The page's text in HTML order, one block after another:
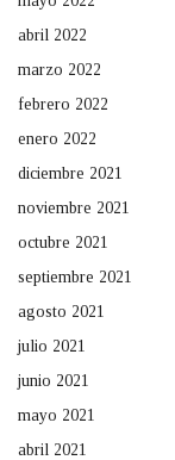
abril 2022
marzo 2022
febrero 2022
enero 2022
diciembre 2021
noviembre 2021
octubre 2021
septiembre 2021
agosto 2021
julio 2021
junio 2021
mayo 2021
abril 2021